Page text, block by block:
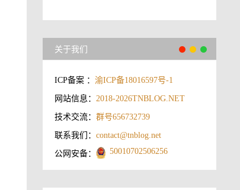
关于我们
ICP备案 ： 渝ICP备18016597号-1
网站信息： 2018-2026TNBLOG.NET
技术交流： 群号656732739
联系我们： contact@tnblog.net
公网安备： 50010702506256